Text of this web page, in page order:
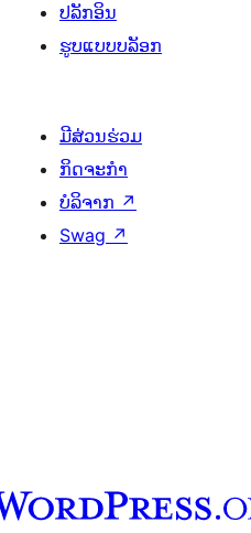
ປລັກອິນ
ຮູບແບບບລັອກ
ມີສ່ວນຮ່ວມ
ກິດຈະກຳ
ບໍລິຈາກ ↗
Swag ↗